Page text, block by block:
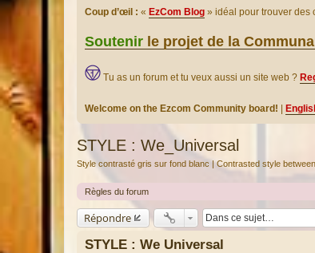
Coup d’œil : « EzCom Blog » idéal pour trouver des
Soutenir le projet de la
Tu as un forum et tu veux aussi un site web ?
Welcome on the Ezcom Community board!
STYLE : We_Universal
Style contrasté gris sur fond blanc | Contrasted style
Règles du forum
Répondre
STYLE : We Universal